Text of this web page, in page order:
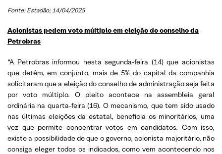
Fonte: Estadão; 14/04/2025
Acionistas pedem voto múltiplo em eleição do conselho da
Petrobras
“A Petrobras informou nesta segunda-feira (14) que acionistas
que detêm, em conjunto, mais de 5% do capital da companhia
solicitaram que a eleição do conselho de administração seja feita
por voto múltiplo. O pleito acontece na assembleia geral
ordinária na quarta-feira (16). O mecanismo, que tem sido usado
nas últimas eleições da estatal, beneficia os minoritários, uma
vez que permite concentrar votos em candidatos. Com isso,
existe a possibilidade de que o governo, acionista majoritário, não
consiga eleger todos os indicados, como vem acontecendo nos